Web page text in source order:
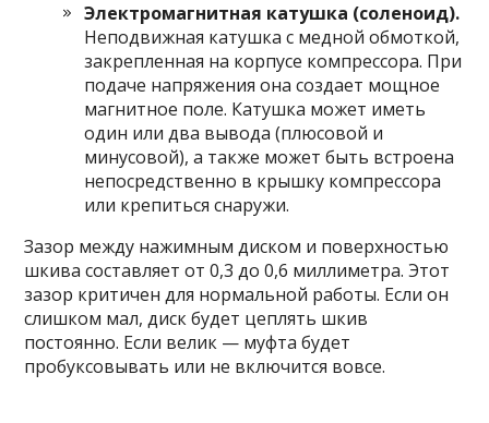
Электромагнитная катушка (соленоид).
Неподвижная катушка с медной обмоткой,
закрепленная на корпусе компрессора. При
подаче напряжения она создает мощное
магнитное поле. Катушка может иметь
один или два вывода (плюсовой и
минусовой), а также может быть встроена
непосредственно в крышку компрессора
или крепиться снаружи.
Зазор между нажимным диском и поверхностью
шкива составляет от 0,3 до 0,6 миллиметра. Этот
зазор критичен для нормальной работы. Если он
слишком мал, диск будет цеплять шкив
постоянно. Если велик — муфта будет
пробуксовывать или не включится вовсе.